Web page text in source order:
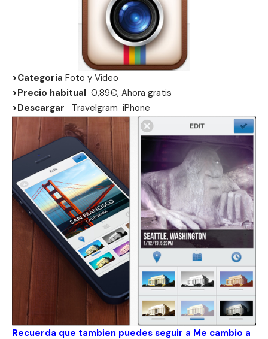
>Categoria Foto y Video
>Precio habitual 0,89€, Ahora gratis
>Descargar
Travelgram iPhone
Recuerda que tambien puedes seguir a Me cambio a